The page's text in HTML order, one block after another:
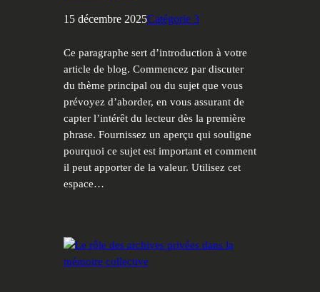
15 décembre 2025Catégorie 3
Ce paragraphe sert d’introduction à votre
article de blog. Commencez par discuter
du thème principal ou du sujet que vous
prévoyez d’aborder, en vous assurant de
capter l’intérêt du lecteur dès la première
phrase. Fournissez un aperçu qui souligne
pourquoi ce sujet est important et comment
il peut apporter de la valeur. Utilisez cet
espace…